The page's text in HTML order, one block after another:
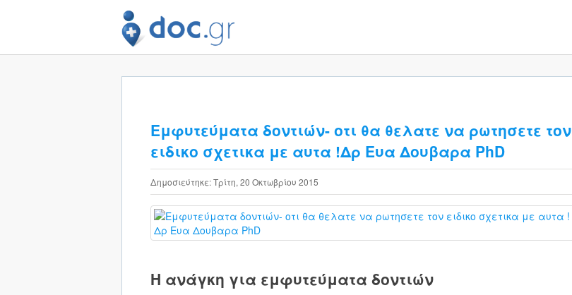
Εμφυτεύματα δοντιών- οτι θα θελατε να ρωτησετε τον
ειδικο σχετικα με αυτα !Δρ Ευα Δουβαρα PhD
Δημοσιεύτηκε: Τρίτη, 20 Οκτωβρίου 2015
Η ανάγκη για εμφυτεύματα δοντιών